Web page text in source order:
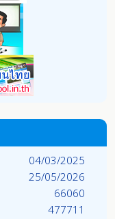
04/03/2025
25/05/2026
66060
477711